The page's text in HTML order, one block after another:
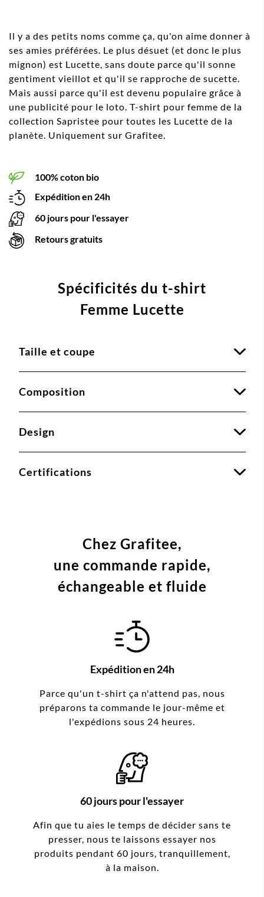
Il y a des petits noms comme ça, qu'on aime donner à
ses amies préférées. Le plus désuet (et donc le plus
mignon) est Lucette, sans doute parce qu'il sonne
gentiment vieillot et qu'il se rapproche de sucette.
Mais aussi parce qu'il est devenu populaire grâce à
une publicité pour le loto. T-shirt pour femme de la
collection Sapristee pour toutes les Lucette de la
planète. Uniquement sur Grafitee.
100% coton bio
Expédition en 24h
60 jours pour l'essayer
Retours gratuits
Spécificités du t-shirt
Femme Lucette
Taille et coupe
Composition
Design
Certifications
Chez Grafitee,
une commande rapide,
échangeable et fluide
Expédition en 24h
Parce qu'un t-shirt ça n'attend pas, nous
préparons ta commande le jour-même et
l'expédions sous 24 heures.
60 jours pour l'essayer
Afin que tu aies le temps de décider sans te
presser, nous te laissons essayer nos
produits pendant 60 jours, tranquillement,
à la maison.